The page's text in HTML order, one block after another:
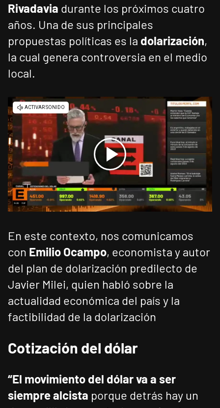
Rivadavia durante los próximos cuatro
años. Una de sus principales
propuestas políticas es la dolarización,
la cual genera controversia en el medio
local.
En este contexto, nos comunicamos
con Emilio Ocampo, economista y autor
del plan de dolarización predilecto de
Javier Milei, quien habló sobre la
actualidad económica del país y la
factibilidad de la dolarización
Cotización del dólar
“El movimiento del dólar va a ser
siempre alcista porque detrás hay un